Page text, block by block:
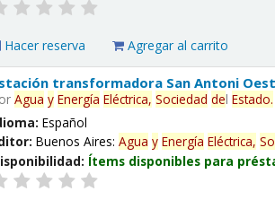
Hacer reserva Agregar al carrito
transformadora San Antoni
Agua y Energía Eléctrica, Sociedad delEstado.
Español
Buenos Aires:Agua y Energía Eléctrica,
Ítems disponibles para